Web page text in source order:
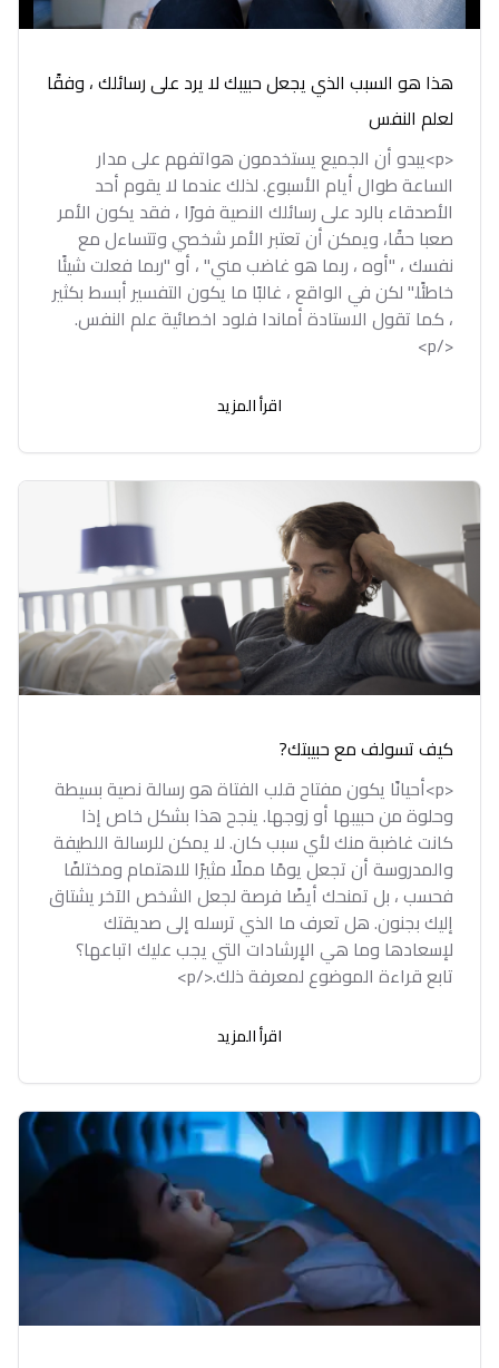
هذا هو السبب الذي يجعل حبيبك لا يرد على رسائلك ، وفقًا
لعلم النفس
<p>يبدو أن الجميع يستخدمون هواتفهم على مدار
الساعة طوال أيام الأسبوع. لذلك عندما لا يقوم أحد
الأصدقاء بالرد على رسائلك النصية فورًا ، فقد يكون الأمر
صعبا حقًا، ويمكن أن تعتبر الأمر شخصي وتتساءل مع
نفسك ، "أوه ، ربما هو غاضب مني" ، أو "ربما فعلت شيئًا
خاطئًا." لكن في الواقع ، غالبًا ما يكون التفسير أبسط بكثير
، كما تقول الاستادة أماندا فلود اخصائية علم النفس.
</p>
اقرأ المزيد
كيف تسولف مع حبيبتك?
<p>أحيانًا يكون مفتاح قلب الفتاة هو رسالة نصية بسيطة
وحلوة من حبيبها أو زوجها. ينجح هذا بشكل خاص إذا
كانت غاضبة منك لأي سبب كان. لا يمكن للرسالة اللطيفة
والمدروسة أن تجعل يومًا مملًا مثيرًا للاهتمام ومختلفًا
فحسب ، بل تمنحك أيضًا فرصة لجعل الشخص الآخر يشتاق
إليك بجنون. هل تعرف ما الذي ترسله إلى صديقتك
لإسعادها وما هي الإرشادات التي يجب عليك اتباعها؟
تابع قراءة الموضوع لمعرفة ذلك.</p>
اقرأ المزيد